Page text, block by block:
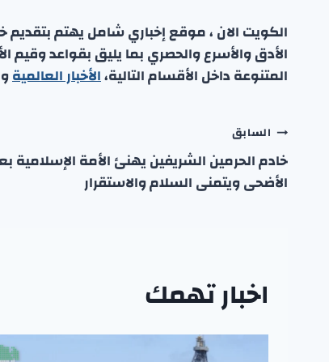
الكويت الان ، موقع إخباري شامل يهتم بتقديم
الأدق والأسرع والحصري بما يليق بقواعد
المتنوعة داخل الأقسام التالية،الأخبار العالمية
تصفّح
المقالات
السابق
خادم الحرمين الشريفين يهنئ الأمة الإسلامية
الأضحى ويتمنى السلام والاستقرار
اخبار تهمك